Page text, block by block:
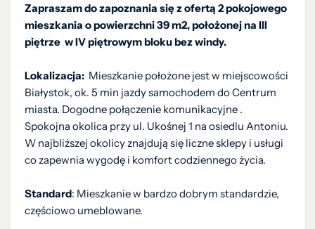
Zapraszam do zapoznania się z ofertą 2 pokojowego
mieszkania o powierzchni 39 m2, położonej na III
piętrze w IV piętrowym bloku bez windy.
Lokalizacja: Mieszkanie położone jest w miejscowości
Białystok, ok. 5 min jazdy samochodem do Centrum
miasta. Dogodne połączenie komunikacyjne .
Spokojna okolica przy ul. Ukośnej 1 na osiedlu Antoniu.
W najbliższej okolicy znajdują się liczne sklepy i usługi
co zapewnia wygodę i komfort codziennego życia.
Standard: Mieszkanie w bardzo dobrym standardzie,
częściowo umeblowane.